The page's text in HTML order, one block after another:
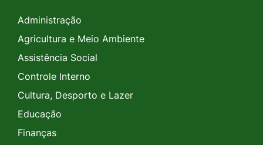
Administração
Agricultura e Meio Ambiente
Assistência Social
Controle Interno
Cultura, Desporto e Lazer
Educação
Finanças